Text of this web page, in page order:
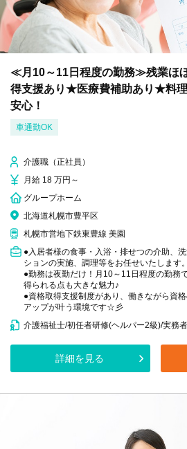
≪月10～11日程度の勤務≫残業ほ
得支援あり★医療費補助あり★料
安心！
車通勤OK
介護職（正社員）
月給 18 万円～
グループホーム
北海道札幌市豊平区
札幌市営地下鉄東豊線 美園
●入居者様の食事・入浴・排せつの介助、
ションの実施、調理等をお任せいたします。
●勤務は夜勤だけ！月10～11日程度の勤務
得られる点も大きな魅力♪
●資格取得支援制度があり、働きながら資
アップが叶う環境です☆彡
介護福祉士/初任者研修(ヘルパー2級)/実務
詳細を見る